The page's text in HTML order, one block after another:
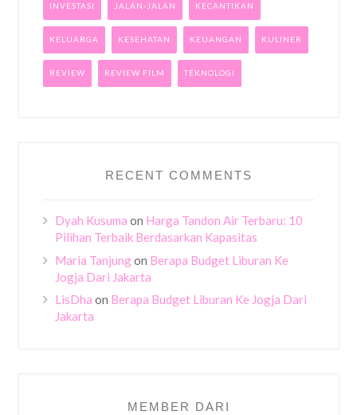
INVESTASI JALAN-JALAN KECANTIKAN
KELUARGA KESEHATAN KEUANGAN KULINER
REVIEW REVIEW FILM TEKNOLOGI
RECENT COMMENTS
Dyah Kusuma on Harga Tandon Air Terbaru: 10
Pilihan Terbaik Berdasarkan Kapasitas
Maria Tanjungon Berapa Budget Liburan Ke
Jogja Dari Jakarta
LisDha on Berapa Budget Liburan Ke Jogja Dari
Jakarta
MEMBER DARI